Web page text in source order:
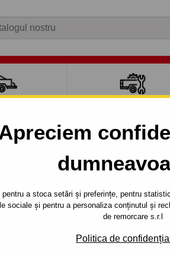
a stoca setări și preferințe, pentru
sociale și pentru a personaliza conținutul și
de remorcare s.r.l
Politica de
2002 - 2011
VAN (179) - sistem
Cârlig